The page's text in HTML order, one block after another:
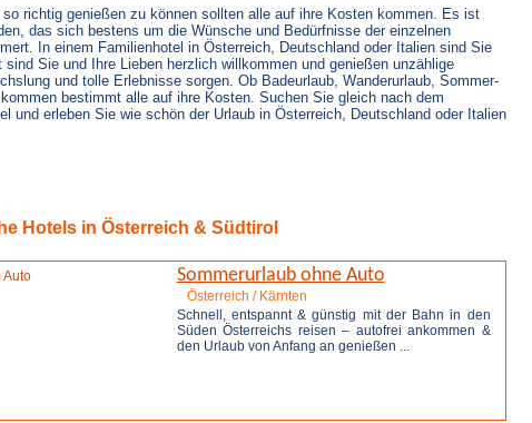
so richtig genießen zu können sollten alle auf ihre Kosten kommen. Es ist
das sich bestens um die Wünsche und Bedürfnisse der einzelnen
In einem Familienhotel in Österreich, Deutschland oder Italien sind Sie
sind Sie und Ihre Lieben herzlich willkommen und genießen unzählige
und tolle Erlebnisse sorgen. Ob Badeurlaub, Wanderurlaub, Sommer-
bestimmt alle auf ihre Kosten. Suchen Sie gleich nach dem
und erleben Sie wie schön der Urlaub in Österreich, Deutschland oder Italien
Hotels in Österreich & Südtirol
Sommerurlaub ohne Auto
Österreich / Kärnten
Schnell, entspannt & günstig mit der Bahn in den
Süden Österreichs reisen – autofrei ankommen &
den Urlaub von Anfang an genießen ...